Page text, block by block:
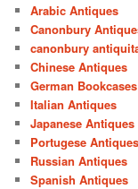
Arabic Antiques
Canonbury
canonbury
Chinese Antiques
German Bookcases
Italian Antiques
Japanese Antiques
Portugese Antiques
Russian Antiques
Spanish Antiques